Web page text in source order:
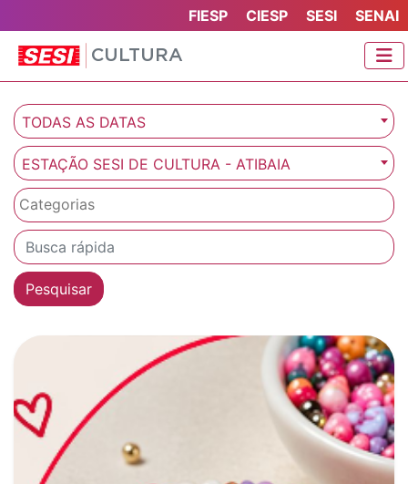
FIESP CIESP SESI SENAI
CULTURA
TODAS AS DATAS
ESTAÇÃO SESI DE CULTURA - ATIBAIA
Pesquisar